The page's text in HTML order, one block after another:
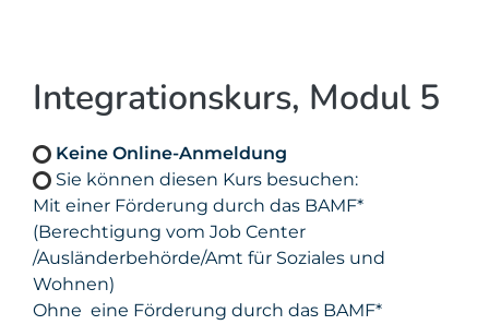
Integrationskurs, Modul 5
Keine Online-Anmeldung
Sie können diesen Kurs besuchen:
Mit einer Förderung durch das BAMF*
(Berechtigung vom Job Center
/Ausländerbehörde/Amt für Soziales und
Wohnen)
Ohne eine Förderung durch das BAMF*